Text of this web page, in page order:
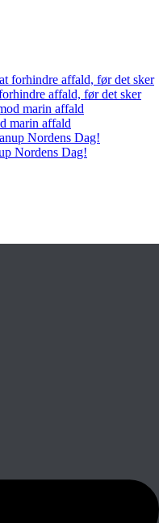
affald, før det sker
marin affald
Nordens Dag!